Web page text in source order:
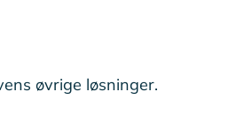
øvrige løsninger.